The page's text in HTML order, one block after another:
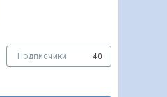
Подписчики 40